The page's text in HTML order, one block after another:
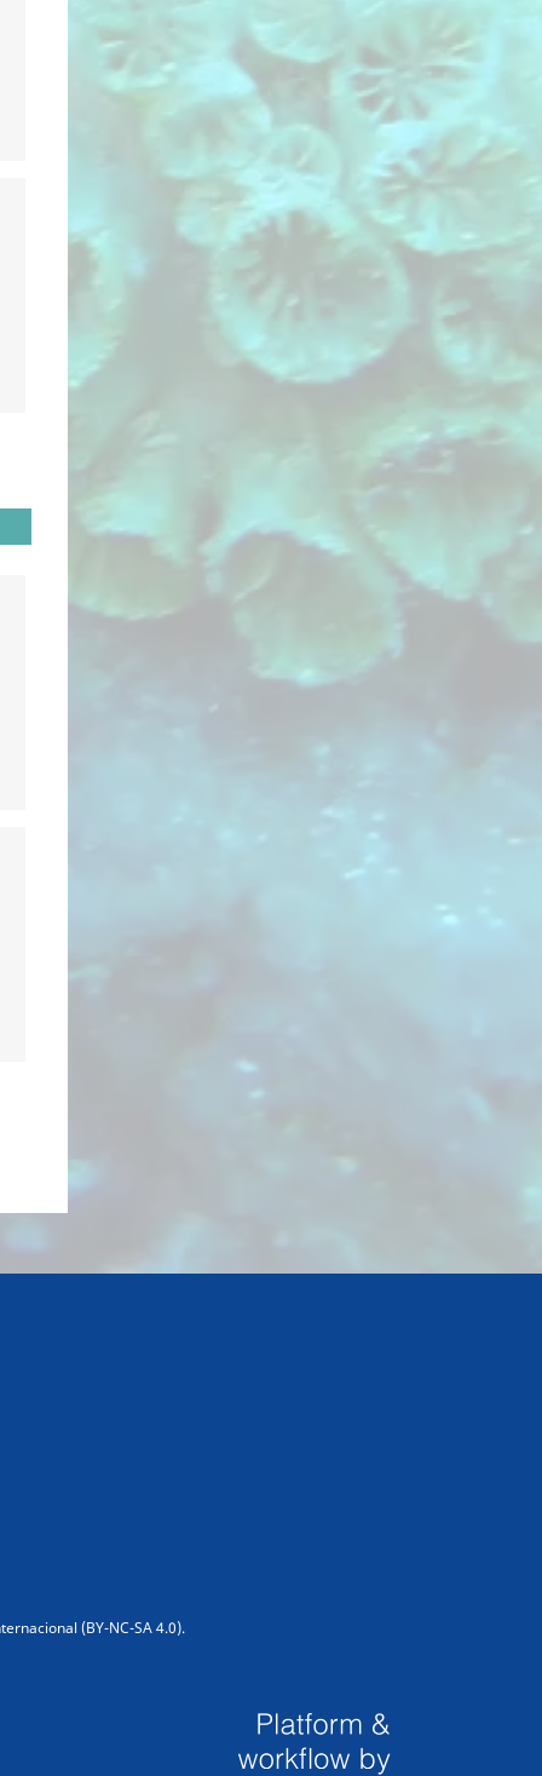
(BY-NC-SA 4.0).